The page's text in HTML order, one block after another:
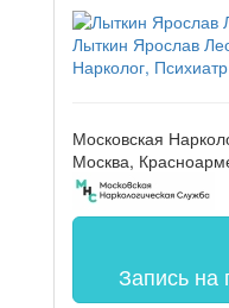
Лыткин Ярослав
Нарколог, Психиатр
Московская
Москва,
Запись на